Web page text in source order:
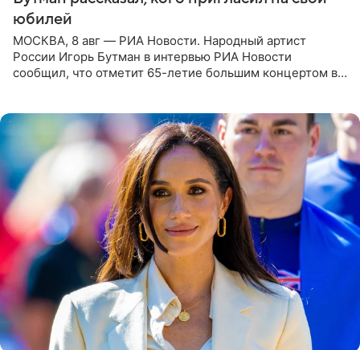
юбилей
МОСКВА, 8 авг — РИА Новости. Народный артист
России Игорь Бутман в интервью РИА Новости
сообщил, что отметит 65-летие большим концертом в